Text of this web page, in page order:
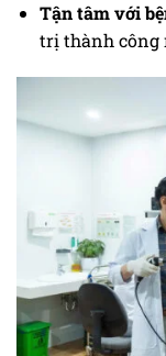
Tận tâm với
trị thành công